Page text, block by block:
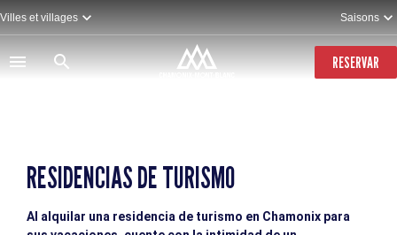
Pasar
al
contenido
principal
Villes et villages Saisons
RESERVAR
RESIDENCIAS DE TURISMO
Al alquilar una residencia de turismo en Chamonix para